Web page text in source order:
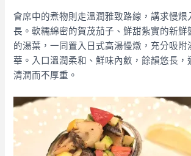
會席中的煮物則走溫潤雅致路線，講求慢煨
長。軟糯綿密的賀茂茄子、鮮甜紮實的新鮮
的湯葉，一同置入日式高湯慢燉，充分吸附
華。入口溫潤柔和、鮮味內斂，餘韻悠長，
清潤而不厚重。